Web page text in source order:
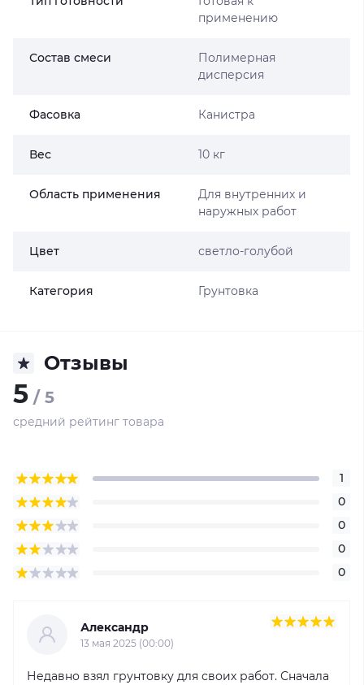
применению
Состав смеси
Полимерная
дисперсия
Фасовка Канистра
Вес 10 кг
Область применения
Для внутренних и
наружных работ
Цвет светло-голубой
Категория Грунтовка
Отзывы
5 / 5
средний рейтинг товара
1
0
0
0
0
Александр
13 мая 2025 (00:00)
Недавно взял грунтовку для своих работ. Сначала